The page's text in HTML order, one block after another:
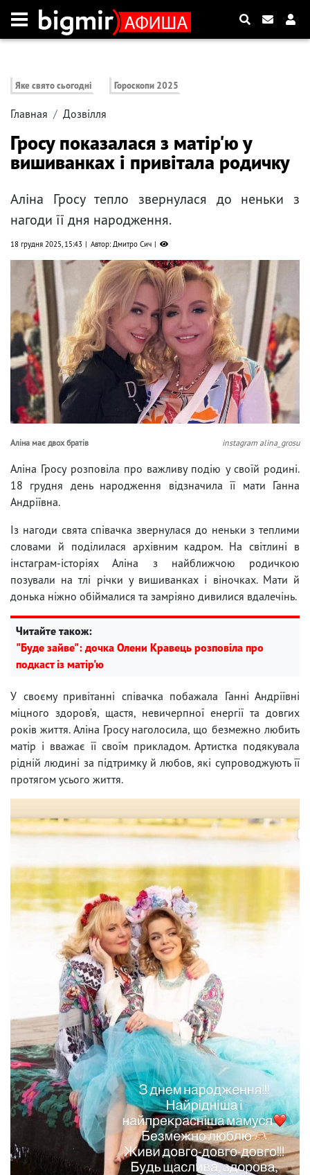
Яке свято сьогодні Гороскопи 2025
Главная Дозвілля
Гросу показалася з матір'ю у
вишиванках і привітала родичку
Аліна Гросу тепло звернулася до неньки з
нагоди її дня народження.
18 грудня 2025, 15:43 Автор: Дмитро Сич
Аліна має двох братів instagram alina_grosu
Аліна Гросу розповіла про важливу подію у своїй родині.
18 грудня день народження відзначила її мати Ганна
Андріївна.
Із нагоди свята співачка звернулася до неньки з теплими
словами й поділилася архівним кадром. На світлині в
інстаграм-історіях Аліна з найближчою родичкою
позували на тлі річки у вишиванках і віночках. Мати й
донька ніжно обіймалися та замріяно дивилися вдалечінь.
Читайте також:
"Буде зайве": дочка Олени Кравець розповіла про
подкаст із матір'ю
У своєму привітанні співачка побажала Ганні Андріївні
міцного здоров’я, щастя, невичерпної енергії та довгих
років життя. Аліна Гросу наголосила, що безмежно любить
матір і вважає її своїм прикладом. Артистка подякувала
рідній людині за підтримку й любов, які супроводжують її
протягом усього життя.